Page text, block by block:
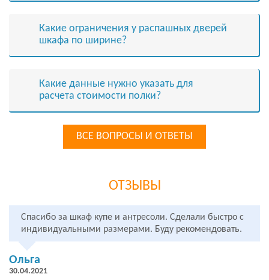
Какие ограничения у распашных дверей
шкафа по ширине?
Какие данные нужно указать для
расчета стоимости полки?
ВСЕ ВОПРОСЫ И ОТВЕТЫ
ОТЗЫВЫ
Спасибо за шкаф купе и антресоли. Сделали быстро с
индивидуальными размерами. Буду рекомендовать.
Ольга
30.04.2021